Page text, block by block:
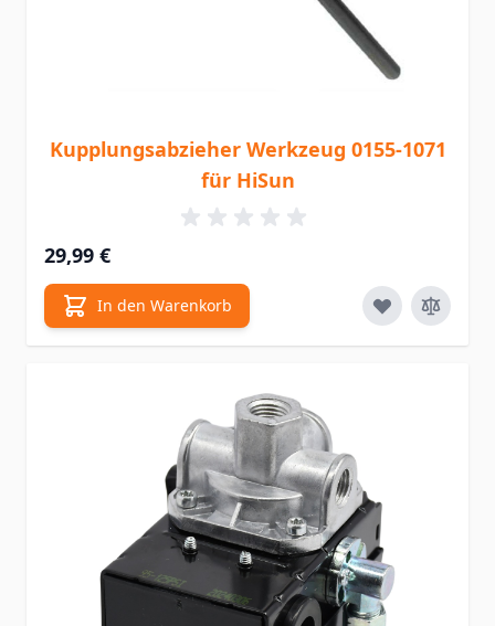
Kupplungsabzieher Werkzeug 0155-1071
für HiSun
29,99 €
In den Warenkorb